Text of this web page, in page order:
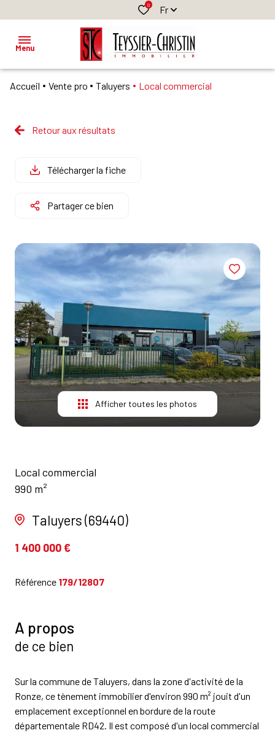
0 Fr
Menu
VENDRE
CLASSIQUES
LOUER
CLASSIQUES
PROFESSIONNELS
ESTIMATION
AGENCES
CONTACT
Accueil Vente pro Taluyers Local commercial
Retour aux résultats
Télécharger la fiche
Partager ce bien
Afficher toutes les photos
Local commercial
990 m²
Taluyers (69440)
1 400 000 €
Référence 179/12807
A propos
de ce bien
Sur la commune de Taluyers, dans la zone d'activité de la
Ronze, ce tènement immobilier d'environ 990 m² jouit d'un
emplacement exceptionnel en bordure de la route
départementale RD42. Il est composé d'un local commercial